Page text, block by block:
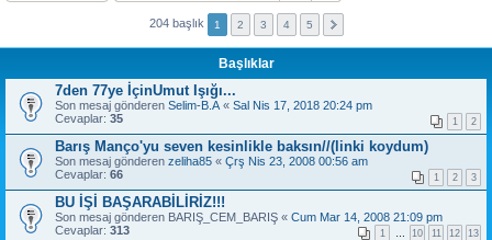
204 başlık 1 2 3 4 5
Başlıklar
7den 77ye İçinUmut Işığı...
Son mesaj gönderen Selim-B.A « Sal Nis 17, 2018 20:24 pm
Cevaplar: 35 1 2
Barış Manço'yu seven kesinlikle baksın//(linki koydum)
Son mesaj gönderen zeliha85 « Çrş Nis 23, 2008 00:56 am
Cevaplar: 66 1 2 3
BU İŞİ BAŞARABİLİRİZ!!!
Son mesaj gönderen BARIŞ_CEM_BARIŞ « Cum Mar 14, 2008 21:09 pm
Cevaplar: 313 1 10 11 12 13